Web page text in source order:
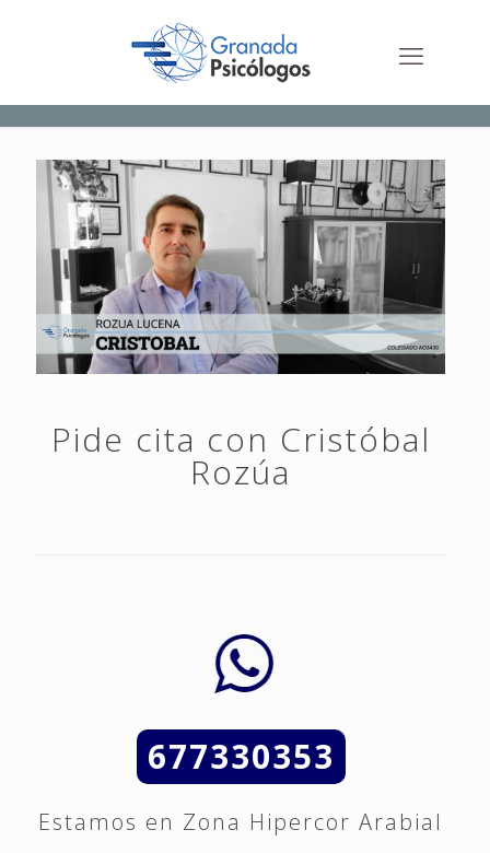
Pide cita con Cristóbal
Rozúa
677330353
Estamos en Zona Hipercor Arabial